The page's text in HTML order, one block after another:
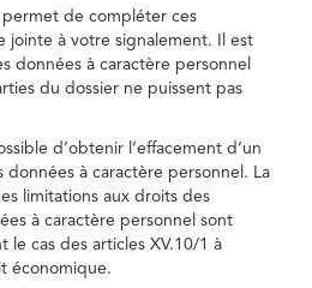
de compléter ces
jointe à votre signalement. Il est
données à caractère personnel
du dossier ne puissent pas
d’obtenir l’effacement d’un
à caractère personnel. La
limitations aux droits des
à caractère personnel sont
le cas des articles XV.10/1 à
économique.